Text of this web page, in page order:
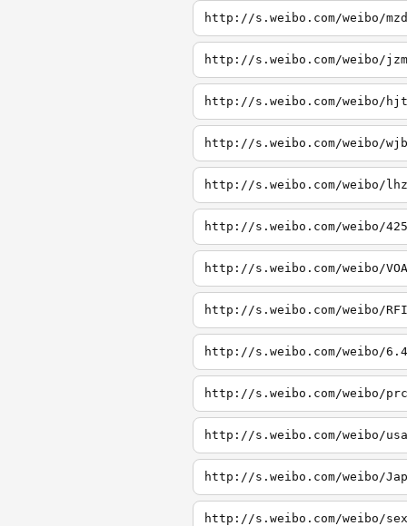
http://s.weibo.com/weibo/mzd
http://s.weibo.com/weibo/jzm
http://s.weibo.com/weibo/hjt
http://s.weibo.com/weibo/wjb
http://s.weibo.com/weibo/lhz
http://s.weibo.com/weibo/425
http://s.weibo.com/weibo/VOA
http://s.weibo.com/weibo/RFI
http://s.weibo.com/weibo/6.4
http://s.weibo.com/weibo/prc
http://s.weibo.com/weibo/usa
http://s.weibo.com/weibo/Jap
http://s.weibo.com/weibo/sex